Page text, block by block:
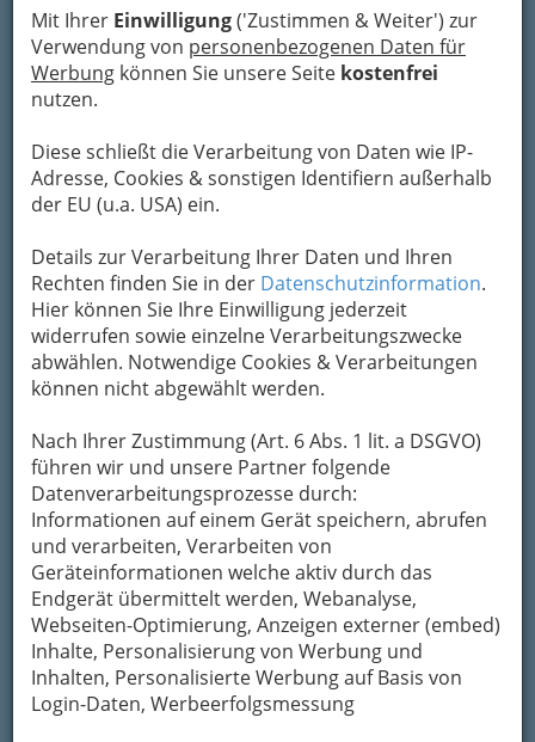
Mit Ihrer Einwilligung('Zustimmen & Weiter') zur
Verwendung von personenbezogenen Daten für
Werbung können Sie unsere Seite kostenfrei
nutzen.
Diese schließt die Verarbeitung von Daten wie IP-
Adresse, Cookies & sonstigen Identifiern außerhalb
der EU (u.a. USA) ein.
Details zur Verarbeitung Ihrer Daten und Ihren
Rechten finden Sie in der Datenschutzinformation.
Hier können Sie Ihre Einwilligung jederzeit
widerrufen sowie einzelne Verarbeitungszwecke
abwählen. Notwendige Cookies & Verarbeitungen
können nicht abgewählt werden.
Nach Ihrer Zustimmung (Art. 6 Abs. 1 lit. a DSGVO)
führen wir und unsere Partner folgende
Datenverarbeitungsprozesse durch:
Informationen auf einem Gerät speichern, abrufen
und verarbeiten, Verarbeiten von
Geräteinformationen welche aktiv durch das
Endgerät übermittelt werden, Webanalyse,
Webseiten-Optimierung, Anzeigen externer (embed)
Inhalte, Personalisierung von Werbung und
Inhalten, Personalisierte Werbung auf Basis von
Login-Daten, Werbeerfolgsmessung
Karte
Kontaktaufnahme
bewahren, verwenden wir an dieser Stelle zur
Übermittlung Ihrer Nachricht ein sicheres
Formular. Ihre Nachricht wird nach dem
Absenden umgehend per Mail an das
Unternehmen Herz - Jesu - Apotheke
weitergeleitet.
Meine Email Adresse
Mein Betreff
Meine Nachricht